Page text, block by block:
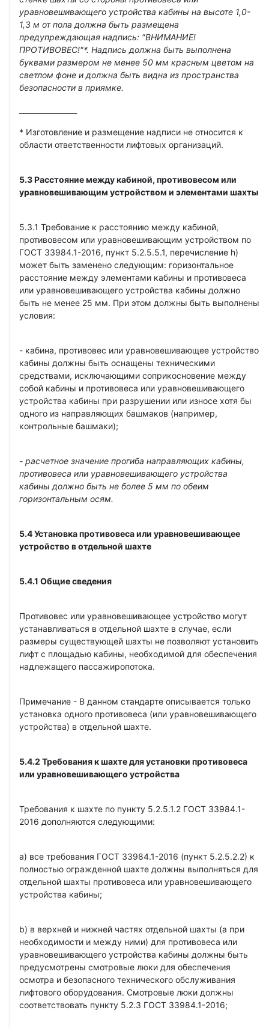
уравновешивающего устройства кабины на высоте 1,0-
1,3 м от пола должна быть размещена
предупреждающая надпись: "ВНИМАНИЕ!
ПРОТИВОВЕС!"*. Надпись должна быть выполнена
буквами размером не менее 50 мм красным цветом на
светлом фоне и должна быть видна из пространства
безопасности в приямке.
* Изготовление и размещение надписи не относится к
области ответственности лифтовых организаций.
5.3 Расстояние между кабиной, противовесом или
уравновешивающим устройством и элементами шахты
5.3.1 Требование к расстоянию между кабиной,
противовесом или уравновешивающим устройством по
ГОСТ 33984.1-2016, пункт 5.2.5.5.1, перечисление h)
может быть заменено следующим: горизонтальное
расстояние между элементами кабины и противовеса
или уравновешивающего устройства кабины должно
быть не менее 25 мм. При этом должны быть выполнены
условия:
- кабина, противовес или уравновешивающее устройство
кабины должны быть оснащены техническими
средствами, исключающими соприкосновение между
собой кабины и противовеса или уравновешивающего
устройства кабины при разрушении или износе хотя бы
одного из направляющих башмаков (например,
контрольные башмаки);
- расчетное значение прогиба направляющих кабины,
противовеса или уравновешивающего устройства
кабины должно быть не более 5 мм по обеим
горизонтальным осям.
5.4 Установка противовеса или уравновешивающее
устройство в отдельной шахте
5.4.1 Общие сведения
Противовес или уравновешивающее устройство могут
устанавливаться в отдельной шахте в случае, если
размеры существующей шахты не позволяют установить
лифт с площадью кабины, необходимой для обеспечения
надлежащего пассажиропотока.
Примечание - В данном стандарте описывается только
установка одного противовеса (или уравновешивающего
устройства) в отдельной шахте.
5.4.2 Требования к шахте для установки противовеса
или уравновешивающего устройства
Требования к шахте по пункту 5.2.5.1.2 ГОСТ 33984.1-
2016 дополняются следующими:
a) все требования ГОСТ 33984.1-2016 (пункт 5.2.5.2.2) к
полностью огражденной шахте должны выполняться для
отдельной шахты противовеса или уравновешивающего
устройства кабины;
b) в верхней и нижней частях отдельной шахты (а при
необходимости и между ними) для противовеса или
уравновешивающего устройства кабины должны быть
предусмотрены смотровые люки для обеспечения
осмотра и безопасного технического обслуживания
лифтового оборудования. Смотровые люки должны
соответствовать пункту 5.2.3 ГОСТ 33984.1-2016;